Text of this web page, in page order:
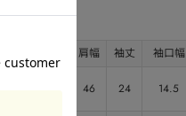
肩幅 袖丈 袖口幅
46 24 14.5